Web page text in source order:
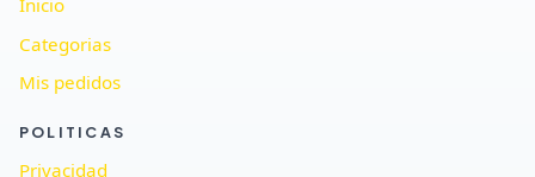
Inicio
Categorias
Mis pedidos
POLITICAS
Privacidad